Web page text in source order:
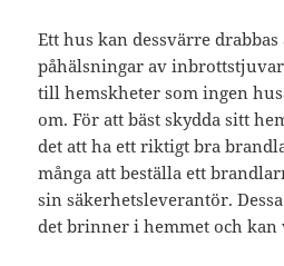
Ett hus kan dessvärre
påhälsningar av
till hemskheter som ingen
om. För att bäst skydda sitt
det att ha ett riktigt bra
många att beställa ett
sin säkerhetsleverantör.
det brinner i hemmet och